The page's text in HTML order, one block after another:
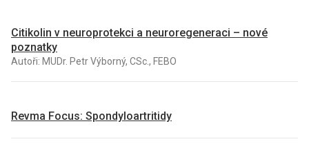
Citikolin v neuroprotekci a neuroregeneraci – nové
poznatky
Autoři: MUDr. Petr Výborný, CSc., FEBO
Revma Focus: Spondyloartritidy